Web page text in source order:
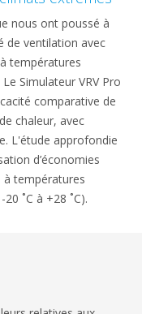
nous ont poussé à
de ventilation avec
températures
Simulateur VRV Pro
comparative de
chaleur, avec
L'étude approfondie
d’économies
à températures
˚C à +28 ˚C).